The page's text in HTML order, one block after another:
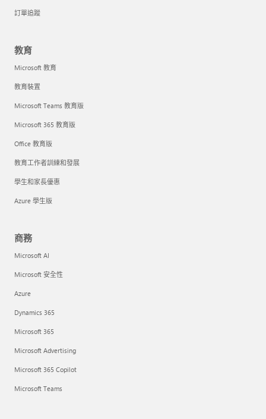
訂單追蹤
教育
Microsoft 教育
教育裝置
Microsoft Teams 教育版
Microsoft 365 教育版
Office 教育版
教育工作者訓練和發展
學生和家長優惠
Azure 學生版
商務
Microsoft AI
Microsoft 安全性
Azure
Dynamics 365
Microsoft 365
Microsoft Advertising
Microsoft 365 Copilot
Microsoft Teams